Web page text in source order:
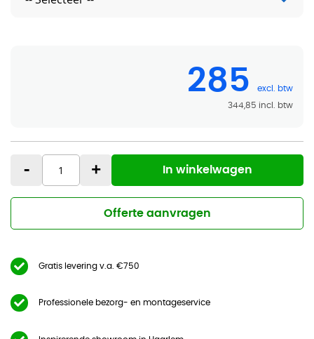
285
344,85
- + In winkelwagen
Offerte aanvragen
Gratis levering v.a. €750
Professionele bezorg- en montageservice